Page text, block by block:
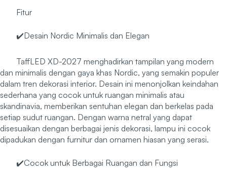
Fitur
✔️Desain Nordic Minimalis dan Elegan
TaffLED XD-2027 menghadirkan tampilan yang modern
dan minimalis dengan gaya khas Nordic, yang semakin populer
dalam tren dekorasi interior. Desain ini menonjolkan keindahan
sederhana yang cocok untuk ruangan minimalis atau
skandinavia, memberikan sentuhan elegan dan berkelas pada
setiap sudut ruangan. Dengan warna netral yang dapat
disesuaikan dengan berbagai jenis dekorasi, lampu ini cocok
dipadukan dengan furnitur dan ornamen hiasan yang serasi.
✔️Cocok untuk Berbagai Ruangan dan Fungsi